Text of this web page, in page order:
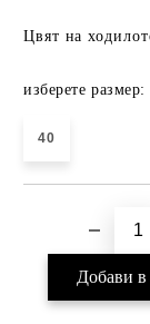
Цвят на
изберете размер:
40